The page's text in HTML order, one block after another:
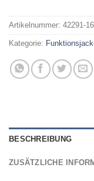
Artikelnummer: 42291-
Kategorie:
BESCHREIBUNG
ZUSÄTZLICHE